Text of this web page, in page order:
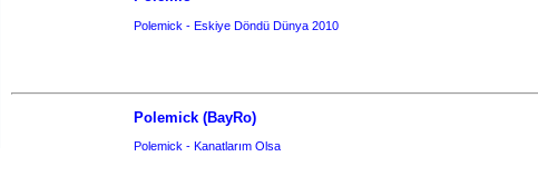
Polemick - Eskiye Döndü Dünya 2010
Polemick (BayRo)
Polemick - Kanatlarım Olsa